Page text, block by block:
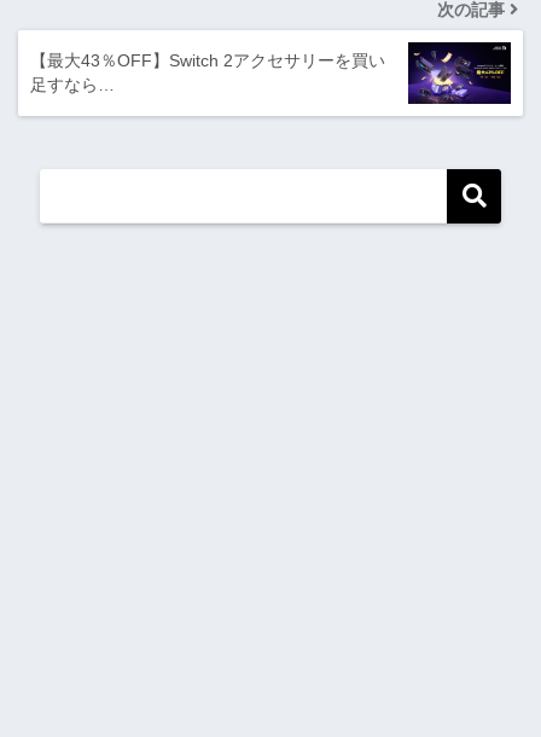
次の記事
【最大43％OFF】Switch 2アクセサリーを買い
足すなら…